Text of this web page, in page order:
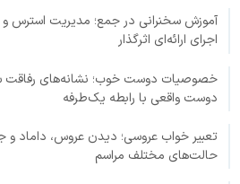
آموزش سخنرانی در جمع؛ مدیریت استرس
اجرای ارائه‌ای اثرگذار
خصوصیات دوست خوب؛ نشانه‌های رفاقت
دوست واقعی با رابطه یک‌طرفه
تعبیر خواب عروسی؛ دیدن عروس، داماد و
حالت‌های مختلف مراسم